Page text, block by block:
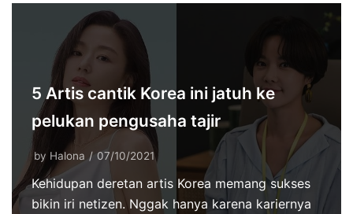
5 Artis cantik Korea ini jatuh ke
pelukan pengusaha tajir
by Halona 07/10/2021
Kehidupan deretan artis Korea memang sukses
bikin iri netizen. Nggak hanya karena kariernya